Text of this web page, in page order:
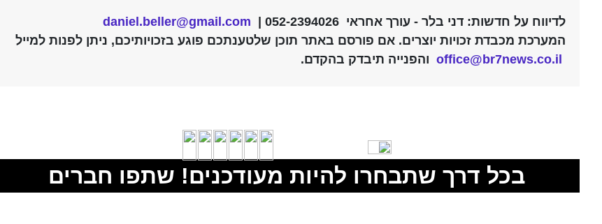
לדיווח על חדשות: דני בלר - עורך אחראי 052-2394026 |
daniel.beller@gmail.com
המערכת מכבדת זכויות יוצרים. אם פורסם באתר תוכן שלטענתכם פוגע בזכויותיכם, ניתן לפנות למייל
office@br7news.co.il והפנייה תיבדק בהקדם.
בכל דרך שתבחרו להיות מעודכנים! שתפו חברים